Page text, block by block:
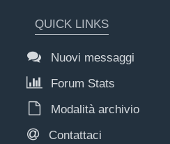
QUICK LINKS
Nuovi messaggi
Forum Stats
Modalità archivio
Contattaci